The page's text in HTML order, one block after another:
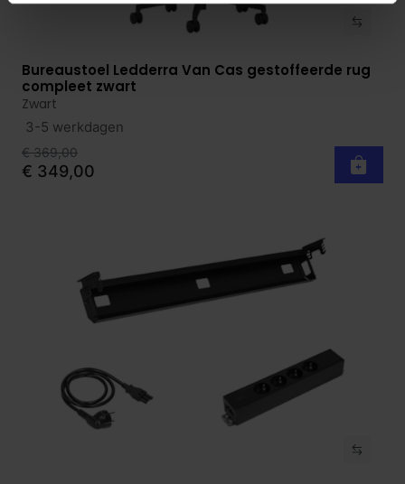
Bekijk product
Bureaustoel Ledderra Van Cas gestoffeerde rug
compleet zwart
Zwart
3-5 werkdagen
€ 369,00
€ 349,00